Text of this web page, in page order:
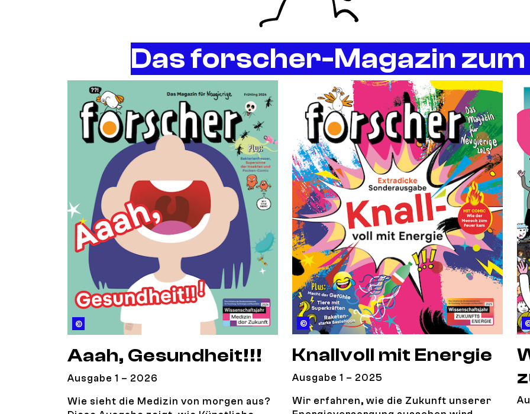
Das forscher-Magazin
© BMFTR
Aaah, Gesundheit!!!
Ausgabe 1 – 2026
Wie sieht die Medizin von morgen aus?
© BMFTR
Knallvoll mit Energie
Ausgabe 1 – 2025
Wir erfahren, wie die Zukunft unserer